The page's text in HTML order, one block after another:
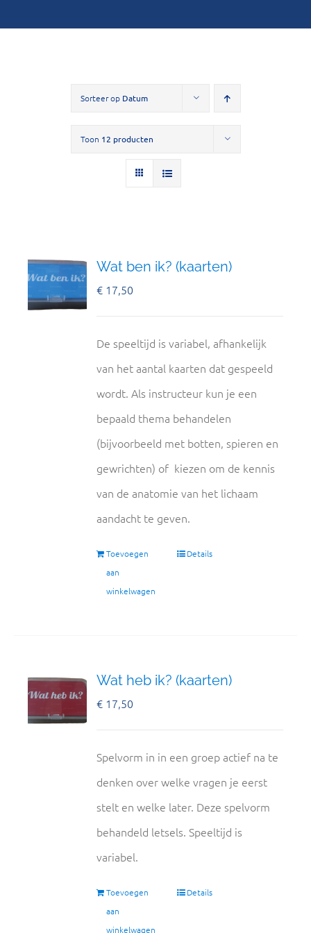
Sorteer op Datum
Toon 12 producten
Wat ben ik? (kaarten)
€ 17,50
De speeltijd is variabel, afhankelijk
van het aantal kaarten dat gespeeld
wordt. Als instructeur kun je een
bepaald thema behandelen
(bijvoorbeeld met botten, spieren en
gewrichten) of kiezen om de kennis
van de anatomie van het lichaam
aandacht te geven.
Toevoegen
aan
winkelwagen
Details
Wat heb ik? (kaarten)
€ 17,50
Spelvorm in in een groep actief na te
denken over welke vragen je eerst
stelt en welke later. Deze spelvorm
behandeld letsels. Speeltijd is
variabel.
Toevoegen
aan
winkelwagen
Details